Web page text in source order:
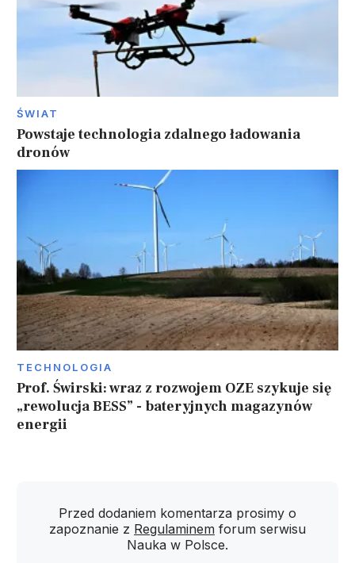
ŚWIAT
Powstaje technologia zdalnego ładowania
dronów
TECHNOLOGIA
Prof. Świrski: wraz z rozwojem OZE szykuje się
„rewolucja BESS” - bateryjnych magazynów
energii
Przed dodaniem komentarza prosimy o
zapoznanie z Regulaminem forum serwisu
Nauka w Polsce.